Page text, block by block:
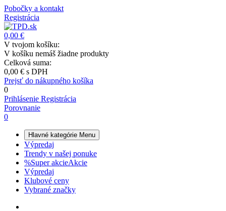
Pobočky a kontakt
Registrácia
0,00 €
V tvojom košíku:
V košíku nemáš žiadne produkty
Celková suma:
0,00 € s DPH
Prejsť do nákupného košíka
0
Prihlásenie Registrácia
Porovnanie
0
Hlavné kategórie Menu
Výpredaj
Trendy v našej ponuke
%Super akcieAkcie
Výpredaj
Klubové ceny
Vybrané značky